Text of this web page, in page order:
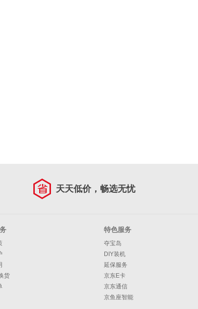
天天低价，畅选无忧
货
特色服务
夺宝岛
DIY装机
延保服务
京东E卡
京东通信
京鱼座智能